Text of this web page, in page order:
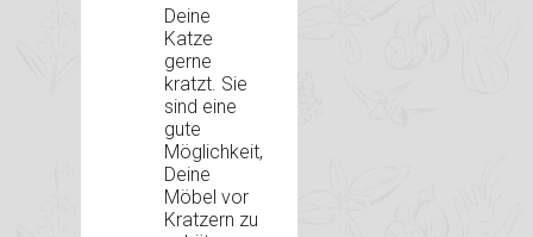
Deine
Katze
gerne
kratzt. Sie
sind eine
gute
Möglichkeit,
Deine
Möbel vor
Kratzern zu